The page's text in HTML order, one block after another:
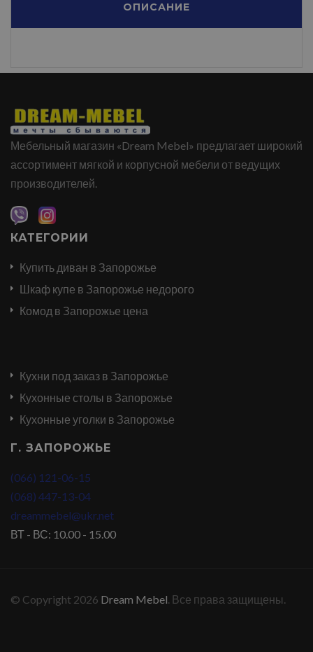
ОПИСАНИЕ
Мебельный магазин «Dream Mebel» предлагает широкий
ассортимент мягкой и корпусной мебели от ведущих
производителей.
КАТЕГОРИИ
Купить диван в Запорожье
Шкаф купе в Запорожье недорого
Комод в Запорожье цена
Кухни под заказ в Запорожье
Кухонные столы в Запорожье
Кухонные уголки в Запорожье
Г. ЗАПОРОЖЬЕ
(066) 121-06-15
(068) 447-13-04
dreammebel@ukr.net
ВТ - ВС: 10.00 - 15.00
© Copyright 2026 Dream Mebel . Все права защищены.